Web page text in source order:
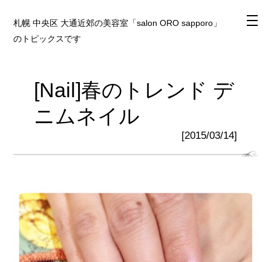
札幌 中央区 大通近郊の美容室「salon ORO sapporo」
のトピックスです
[Nail]春のトレンド デ
ニムネイル
[2015/03/14]